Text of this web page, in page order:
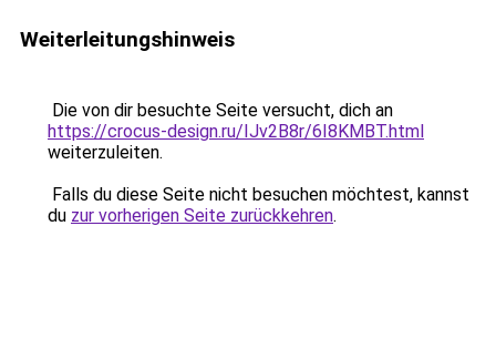
Weiterleitungshinweis
Die von dir besuchte Seite versucht, dich an
https://crocus-design.ru/IJv2B8r/6I8KMBT.html
weiterzuleiten.
Falls du diese Seite nicht besuchen möchtest, kannst
du zur vorherigen Seite zurückkehren.